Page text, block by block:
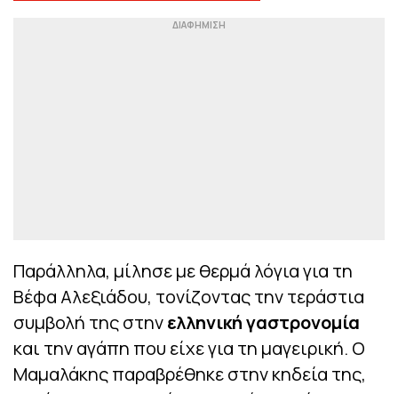
Παράλληλα, μίλησε με θερμά λόγια για τη
Βέφα Αλεξιάδου, τονίζοντας την τεράστια
συμβολή της στηνελληνική γαστρονομία
και την αγάπη που είχε για τη μαγειρική. Ο
Μαμαλάκης παραβρέθηκε στην κηδεία της,